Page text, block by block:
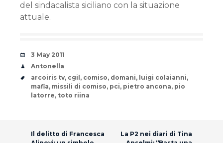
del sindacalista siciliano con la situazione
attuale.
Date
3 May 2011
Author
Antonella
Tags
arcoiris tv, cgil , comiso, domani, luigi colaianni,
mafia, missili di comiso, pci, pietro ancona, pio
latorre, toto riina
Post navigation
Il delitto di Francesca
La P2 nei diari di Tina